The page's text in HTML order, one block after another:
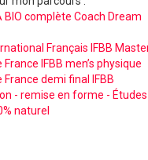
BIO complète Coach Dream
Français IFBB
IFBB men’s physique
France demi final IFBB
- remise en forme -
naturel